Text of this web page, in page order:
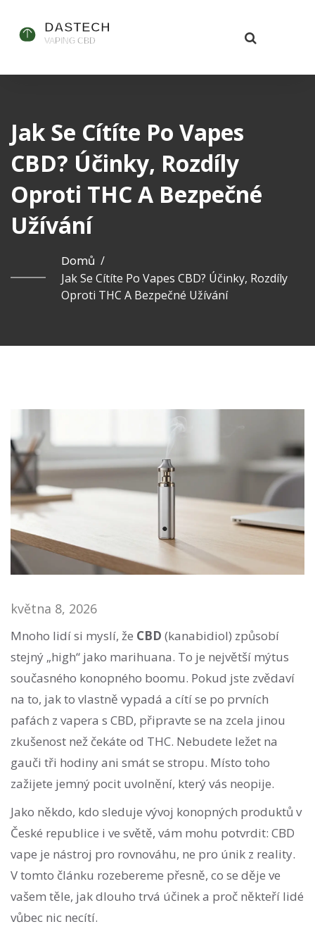
Jak Se Cítíte Po Vapes
CBD? Účinky, Rozdíly
Oproti THC A Bezpečné
Užívání
Domů /
Jak Se Cítíte Po Vapes CBD? Účinky, Rozdíly
Oproti THC A Bezpečné Užívání
května 8, 2026
Mnoho lidí si myslí, že CBD (kanabidiol) způsobí
stejný „high“ jako marihuana. To je největší mýtus
současného konopného boomu. Pokud jste zvědaví
na to, jak to vlastně vypadá a cítí se po prvních
pafách z vapera s CBD, připravte se na zcela jinou
zkušenost než čekáte od THC. Nebudete ležet na
gauči tři hodiny ani smát se stropu. Místo toho
zažijete jemný pocit uvolnění, který vás neopije.
Jako někdo, kdo sleduje vývoj konopných produktů v
České republice i ve světě, vám mohu potvrdit: CBD
vape je nástroj pro rovnováhu, ne pro únik z reality.
V tomto článku rozebereme přesně, co se děje ve
vašem těle, jak dlouho trvá účinek a proč někteří lidé
vůbec nic necítí.